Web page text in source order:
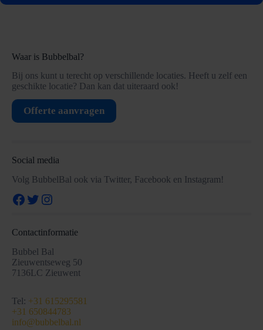
Waar is Bubbelbal?
Bij ons kunt u terecht op verschillende locaties. Heeft u zelf een
geschikte locatie? Dan kan dat uiteraard ook!
Offerte aanvragen
Social media
Volg BubbelBal ook via Twitter, Facebook en Instagram!
Facebook
Twitter
Instagram
Contactinformatie
Bubbel Bal
Zieuwentseweg 50
7136LC Zieuwent
Tel: +31 615295581
+31 650844783
info@bubbelbal.nl